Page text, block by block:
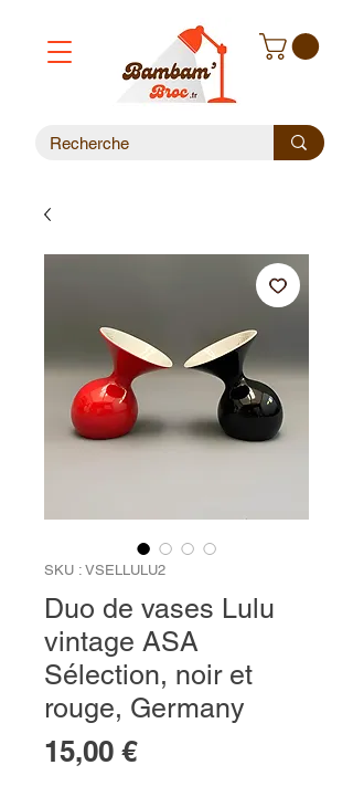
SKU : VSELLULU2
Duo de vases Lulu
vintage ASA
Sélection, noir et
rouge, Germany
15,00 €Prix